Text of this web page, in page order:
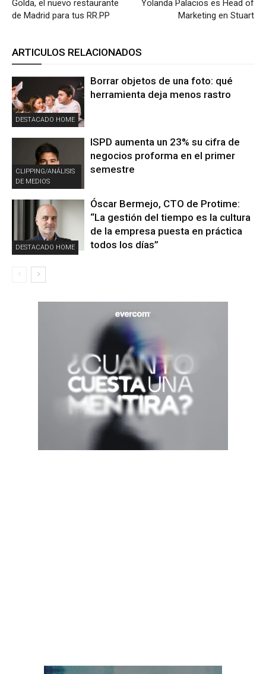
Golda, el nuevo restaurante
de Madrid para tus RR.PP
Yolanda Palacios es Head of
Marketing en Stuart
ARTICULOS RELACIONADOS
DESTACADO HOME
Borrar objetos de una foto: qué
herramienta deja menos rastro
CLIPPING/ANÁLISIS
DE MEDIOS
ISPD aumenta un 23% su cifra de
negocios proforma en el primer
semestre
DESTACADO HOME
Óscar Bermejo, CTO de Protime:
“La gestión del tiempo es la cultura
de la empresa puesta en práctica
todos los días”